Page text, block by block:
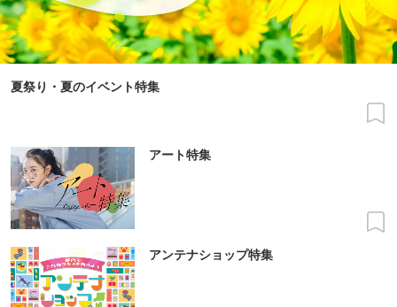
夏祭り・夏のイベント特集
アート特集
アンテナショップ特集